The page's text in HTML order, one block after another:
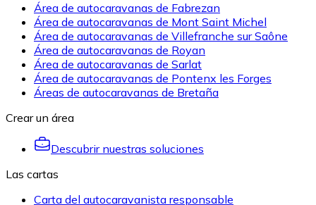
Área de autocaravanas de Fabrezan
Área de autocaravanas de Mont Saint Michel
Área de autocaravanas de Villefranche sur Saône
Área de autocaravanas de Royan
Área de autocaravanas de Sarlat
Área de autocaravanas de Pontenx les Forges
Áreas de autocaravanas de Bretaña
Crear un área
Descubrir nuestras soluciones
Las cartas
Carta del autocaravanista responsable